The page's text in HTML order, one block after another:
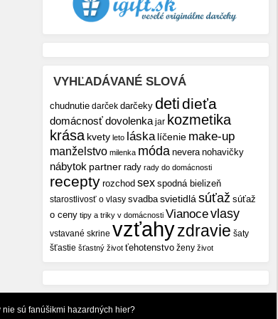
VYHĽADÁVANÉ SLOVÁ
chudnutie darček darčeky detidieťa
domácnosťdovolenka jar kozmetika
krása kvety leto láska líčenie make-up
manželstvo milenka móda nevera nohavičky
nábytok partner rady rady do domácnosti
recepty rozchod sex spodná bielizeň
starostlivosť o vlasy svadba svietidlá súťaž súťaž
o ceny tipy a triky v domácnosti Vianocevlasy
vstavané skrine vzťahyzdravie šaty
šťastie šťastný život ťehotenstvo ženy život
nie sú fanúšikmi hazardných hier?